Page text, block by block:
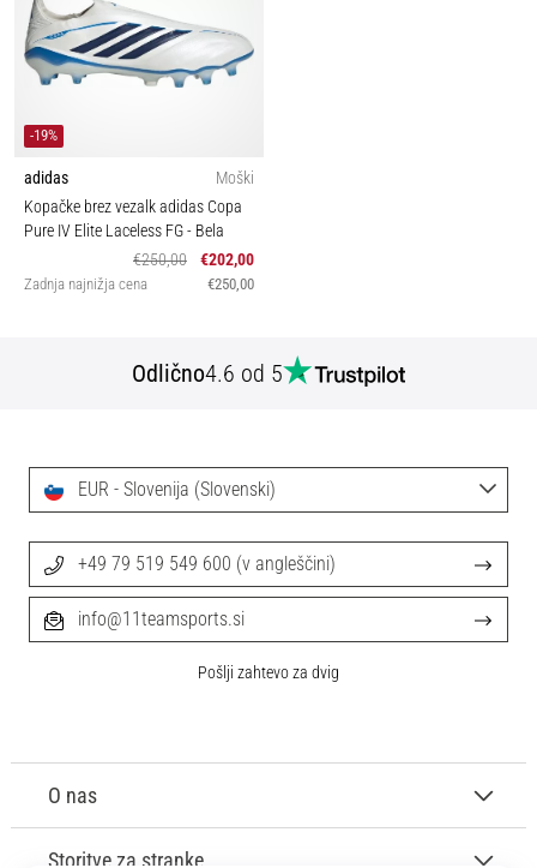
-19%
adidas
Moški
Kopačke brez vezalk adidas Copa
Pure IV Elite Laceless FG- Bela
€250,00
€202,00
Zadnja najnižja cena €250,00
Odlično4.6 od 5
O nas
Storitve za stranke
EUR - Slovenija (Slovenski)
+49 79 519 549 600 (v angleščini)
info@11teamsports.si
Pošlji zahtevo za dvig